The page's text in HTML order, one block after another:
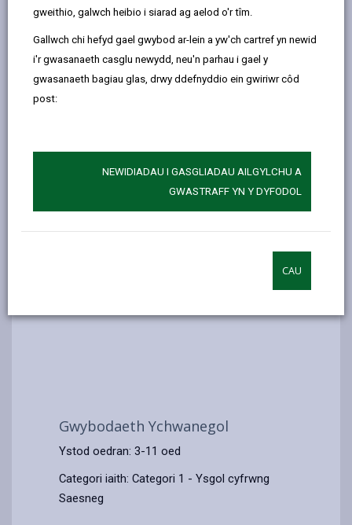
gweithio, galwch heibio i siarad ag aelod o'r tîm.
Gallwch chi hefyd gael gwybod ar-lein a yw'ch cartref yn newid
i'r gwasanaeth casglu newydd, neu'n parhau i gael y
gwasanaeth bagiau glas, drwy ddefnyddio ein gwiriwr côd
post:
NEWIDIADAU I GASGLIADAU AILGYLCHU A
GWASTRAFF YN Y DYFODOL
CAU
Gwybodaeth Ychwanegol
Ystod oedran: 3-11 oed
Categori iaith: Categori 1 - Ysgol cyfrwng
Saesneg